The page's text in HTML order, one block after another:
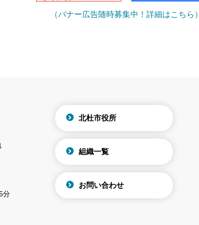
（バナー広告随時募集中！詳細はこちら）
分
北杜市役所
組織一覧
お問い合わせ